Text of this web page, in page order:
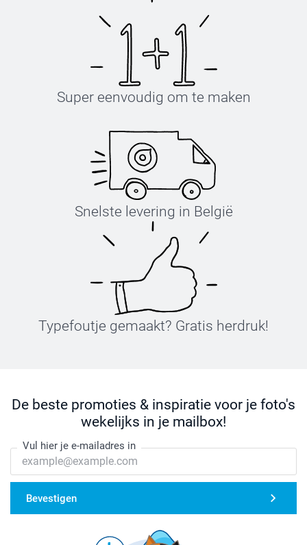
Super eenvoudig om te maken
Snelste levering in België
Typefoutje gemaakt? Gratis herdruk!
De beste promoties & inspiratie voor je foto's
wekelijks in je mailbox!
Vul hier je e-mailadres in
Bevestigen